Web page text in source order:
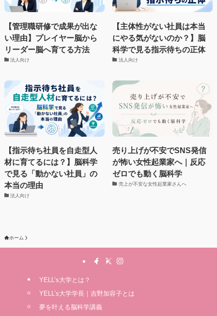
【管理職研修で成果が出な
い理由】プレイヤー脳から
リーダー脳へ育てる方法
法人向け
【主体性がない社員は本当
にやる気がないのか？】脳
科学で見る指示待ちの正体
法人向け
【指示待ち社員を自走型人
材に育てるには？】脳科学
で見る「動かない社員」の
本当の理由
法人向け
売り上げが不安でSNS発信
が怖い女性起業家へ｜反応
ゼロでも動く脳科学
売上が不安な女性起業家さんへ
ホーム
YELL’s大学とは？
YELL’s大学学長｜吉野加容子とは
夢を叶える脳科学講義